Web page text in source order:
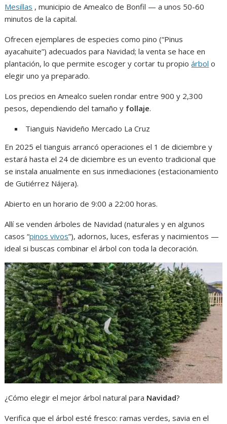
Mesillas , municipio de Amealco de Bonfil — a unos 50-60
minutos de la capital.
Ofrecen ejemplares de especies como pino (“Pinus
ayacahuite”) adecuados para Navidad; la venta se hace en
plantación, lo que permite escoger y cortar tu propioárbol o
elegir uno ya preparado.
Los precios en Amealco suelen rondar entre 900 y 2,300
pesos, dependiendo del tamaño y follaje.
Tianguis Navideño Mercado La Cruz
En 2025 el tianguis arrancó operaciones el 1 de diciembre y
estará hasta el 24 de diciembre es un evento tradicional que
se instala anualmente en sus inmediaciones (estacionamiento
de Gutiérrez Nájera).
Abierto en un horario de 9:00 a 22:00 horas.
Allí se venden árboles de Navidad (naturales y en algunos
casos “pinos vivos”), adornos, luces, esferas y nacimientos —
ideal si buscas combinar el árbol con toda la decoración.
¿Cómo elegir el mejor árbol natural para Navidad?
Verifica que el árbol esté fresco: ramas verdes, savia en el